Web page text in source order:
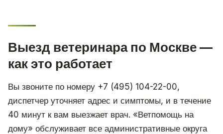
Выезд ветеринара по Москве —
как это работает
Вы звоните по номеру +7 (495) 104-22-00,
диспетчер уточняет адрес и симптомы, и в течение
40 минут к вам выезжает врач. «Ветпомощь на
дому» обслуживает все административные округа